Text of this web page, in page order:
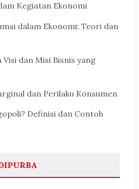
Kegiatan Ekonomi
dalam Ekonomi: Teori dan
dan Misi Bisnis yang
dan Perilaku Konsumen
Definisi dan Contoh